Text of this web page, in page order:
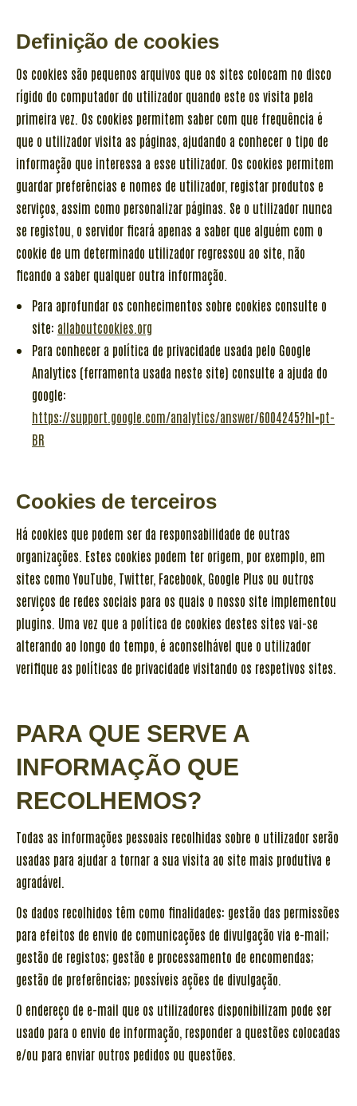
Definição de cookies
Os cookies são pequenos arquivos que os sites colocam no disco
rígido do computador do utilizador quando este os visita pela
primeira vez. Os cookies permitem saber com que frequência é
que o utilizador visita as páginas, ajudando a conhecer o tipo de
informação que interessa a esse utilizador. Os cookies permitem
guardar preferências e nomes de utilizador, registar produtos e
serviços, assim como personalizar páginas. Se o utilizador nunca
se registou, o servidor ficará apenas a saber que alguém com o
cookie de um determinado utilizador regressou ao site, não
ficando a saber qualquer outra informação.
Para aprofundar os conhecimentos sobre cookies consulte o
site: allaboutcookies.org
Para conhecer a política de privacidade usada pelo Google
Analytics (ferramenta usada neste site) consulte a ajuda do
google:
https://support.google.com/analytics/answer/6004245?hl=pt-
BR
Cookies de terceiros
Há cookies que podem ser da responsabilidade de outras
organizações. Estes cookies podem ter origem, por exemplo, em
sites como YouTube, Twitter, Facebook, Google Plus ou outros
serviços de redes sociais para os quais o nosso site implementou
plugins. Uma vez que a política de cookies destes sites vai-se
alterando ao longo do tempo, é aconselhável que o utilizador
verifique as políticas de privacidade visitando os respetivos sites.
PARA QUE SERVE A
INFORMAÇÃO QUE
RECOLHEMOS?
Todas as informações pessoais recolhidas sobre o utilizador serão
usadas para ajudar a tornar a sua visita ao site mais produtiva e
agradável.
Os dados recolhidos têm como finalidades: gestão das permissões
para efeitos de envio de comunicações de divulgação via e-mail;
gestão de registos; gestão e processamento de encomendas;
gestão de preferências; possíveis ações de divulgação.
O endereço de e-mail que os utilizadores disponibilizam pode ser
usado para o envio de informação, responder a questões colocadas
e/ou para enviar outros pedidos ou questões.